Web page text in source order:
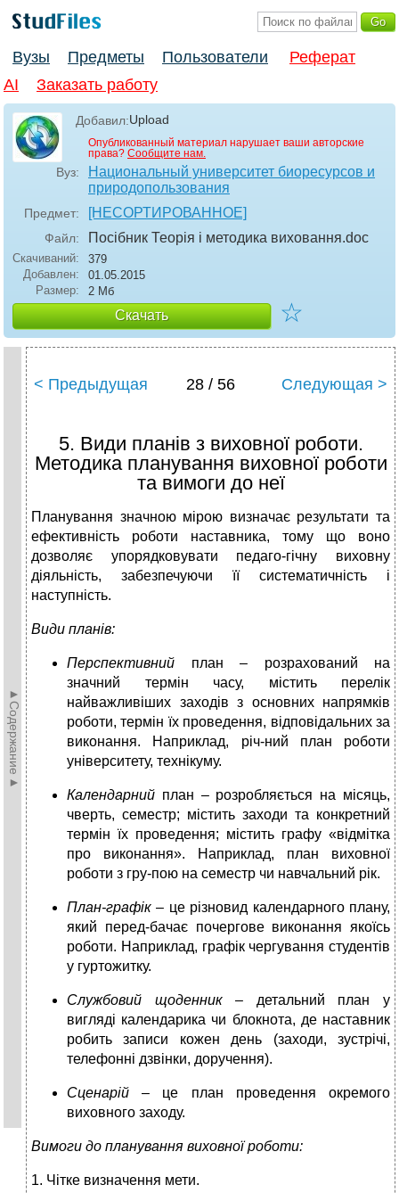
Вузы Предметы Пользователи
Реферат
AI
Заказать работу
Добавил:Upload
Опубликованный материал нарушает ваши авторские
права? Сообщите нам.
Вуз:
Национальный университет биоресурсов и
природопользования
Предмет: [НЕСОРТИРОВАННОЕ]
Файл: Посібник Теорія і методика виховання.doc
Скачиваний:
379
Добавлен:
01.05.2015
Размер:
2 Мб
Скачать ☆
►Содержание►
< Предыдущая 28 / 56 Следующая >
5. Види планів з виховної роботи.
Методика планування виховної роботи
та вимоги до неї
Планування значною мірою визначає результати та
ефективність роботи наставника, тому що воно
дозволяє упорядковувати педаго-гічну виховну
діяльність, забезпечуючи її систематичність і
наступність.
Види планів:
Перспективний план – розрахований на
значний термін часу, містить перелік
найважливіших заходів з основних напрямків
роботи, термін їх проведення, відповідальних за
виконання. Наприклад, річ-ний план роботи
університету, технікуму.
Календарний план – розробляється на місяць,
чверть, семестр; містить заходи та конкретний
термін їх проведення; містить графу «відмітка
про виконання». Наприклад, план виховної
роботи з гру-пою на семестр чи навчальний рік.
План-графік – це різновид календарного плану,
який перед-бачає почергове виконання якоїсь
роботи. Наприклад, графік чергування студентів
у гуртожитку.
Службовий щоденник– детальний план у
вигляді календарика чи блокнота, де наставник
робить записи кожен день (заходи, зустрічі,
телефонні дзвінки, доручення).
Сценарій– це план проведення окремого
виховного заходу.
Вимоги до планування виховної роботи:
1. Чітке визначення мети.